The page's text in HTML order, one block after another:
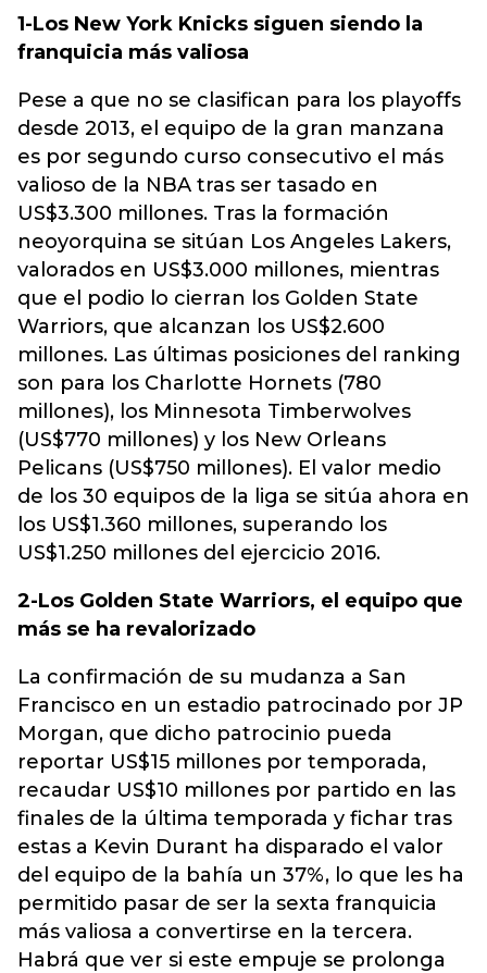
1-Los New York Knicks siguen siendo la
franquicia más valiosa
Pese a que no se clasifican para los playoffs
desde 2013, el equipo de la gran manzana
es por segundo curso consecutivo el más
valioso de la NBA tras ser tasado en
US$3.300 millones. Tras la formación
neoyorquina se sitúan Los Angeles Lakers,
valorados en US$3.000 millones, mientras
que el podio lo cierran los Golden State
Warriors, que alcanzan los US$2.600
millones. Las últimas posiciones del ranking
son para los Charlotte Hornets (780
millones), los Minnesota Timberwolves
(US$770 millones) y los New Orleans
Pelicans (US$750 millones). El valor medio
de los 30 equipos de la liga se sitúa ahora en
los US$1.360 millones, superando los
US$1.250 millones del ejercicio 2016.
2-Los Golden State Warriors, el equipo que
más se ha revalorizado
La confirmación de su mudanza a San
Francisco en un estadio patrocinado por JP
Morgan, que dicho patrocinio pueda
reportar US$15 millones por temporada,
recaudar US$10 millones por partido en las
finales de la última temporada y fichar tras
estas a Kevin Durant ha disparado el valor
del equipo de la bahía un 37%, lo que les ha
permitido pasar de ser la sexta franquicia
más valiosa a convertirse en la tercera.
Habrá que ver si este empuje se prolonga